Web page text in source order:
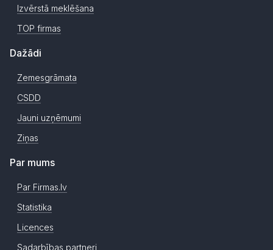
Izvērstā meklēšana
TOP firmas
Dažādi
Zemesgrāmata
CSDD
Jauni uzņēmumi
Ziņas
Par mums
Par Firmas.lv
Statistika
Licences
Sadarbības partneri